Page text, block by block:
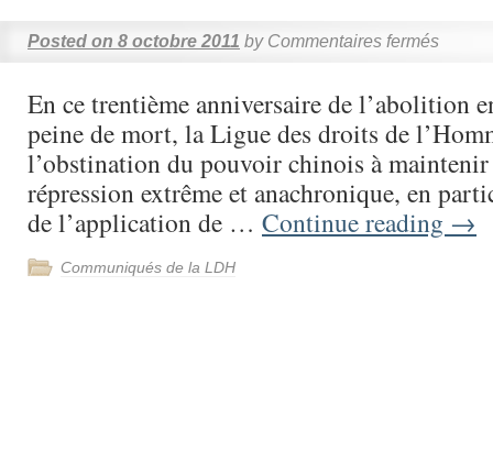
Posted on 8 octobre 2011 by Commentaires fermés
En ce trentième anniversaire de l’abolition
peine de mort, la Ligue des droits de
l’obstination du pouvoir chinois à
répression extrême et anachronique, en
de l’application de … Continue reading →
Communiqués de la LDH